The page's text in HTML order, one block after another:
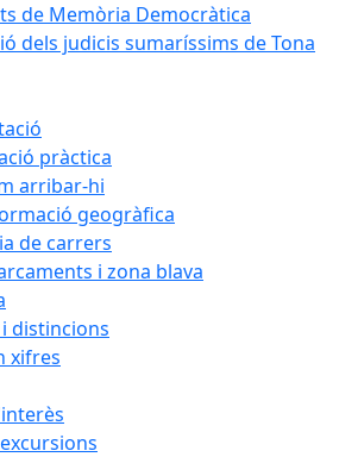
de Memòria Democràtica
dels judicis sumaríssims de Tona
pràctica
arribar-hi
geogràfica
de carrers
i zona blava
distincions
xifres